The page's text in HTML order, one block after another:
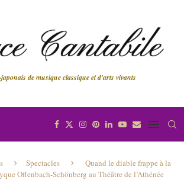
de musique classique et d'arts vivants
Spectacles
Quand le diable frappe à la
Offenbach-Schönberg au Théâtre de l’Athénée